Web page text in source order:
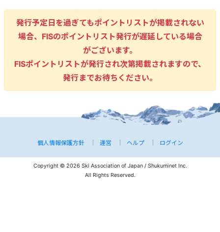
発行予定日を過ぎてもポイントリストが掲載されない
場合、FISのポイントリスト発行が遅延している場合
がございます。
FISポイントリストが発行され次第掲載されますので、
発行までお待ちください。
個人情報保護方針 運営 ヘルプ ログイン
Copyright © 2026 Ski Association of Japan / Shukuminet Inc.
All Rights Reserved.